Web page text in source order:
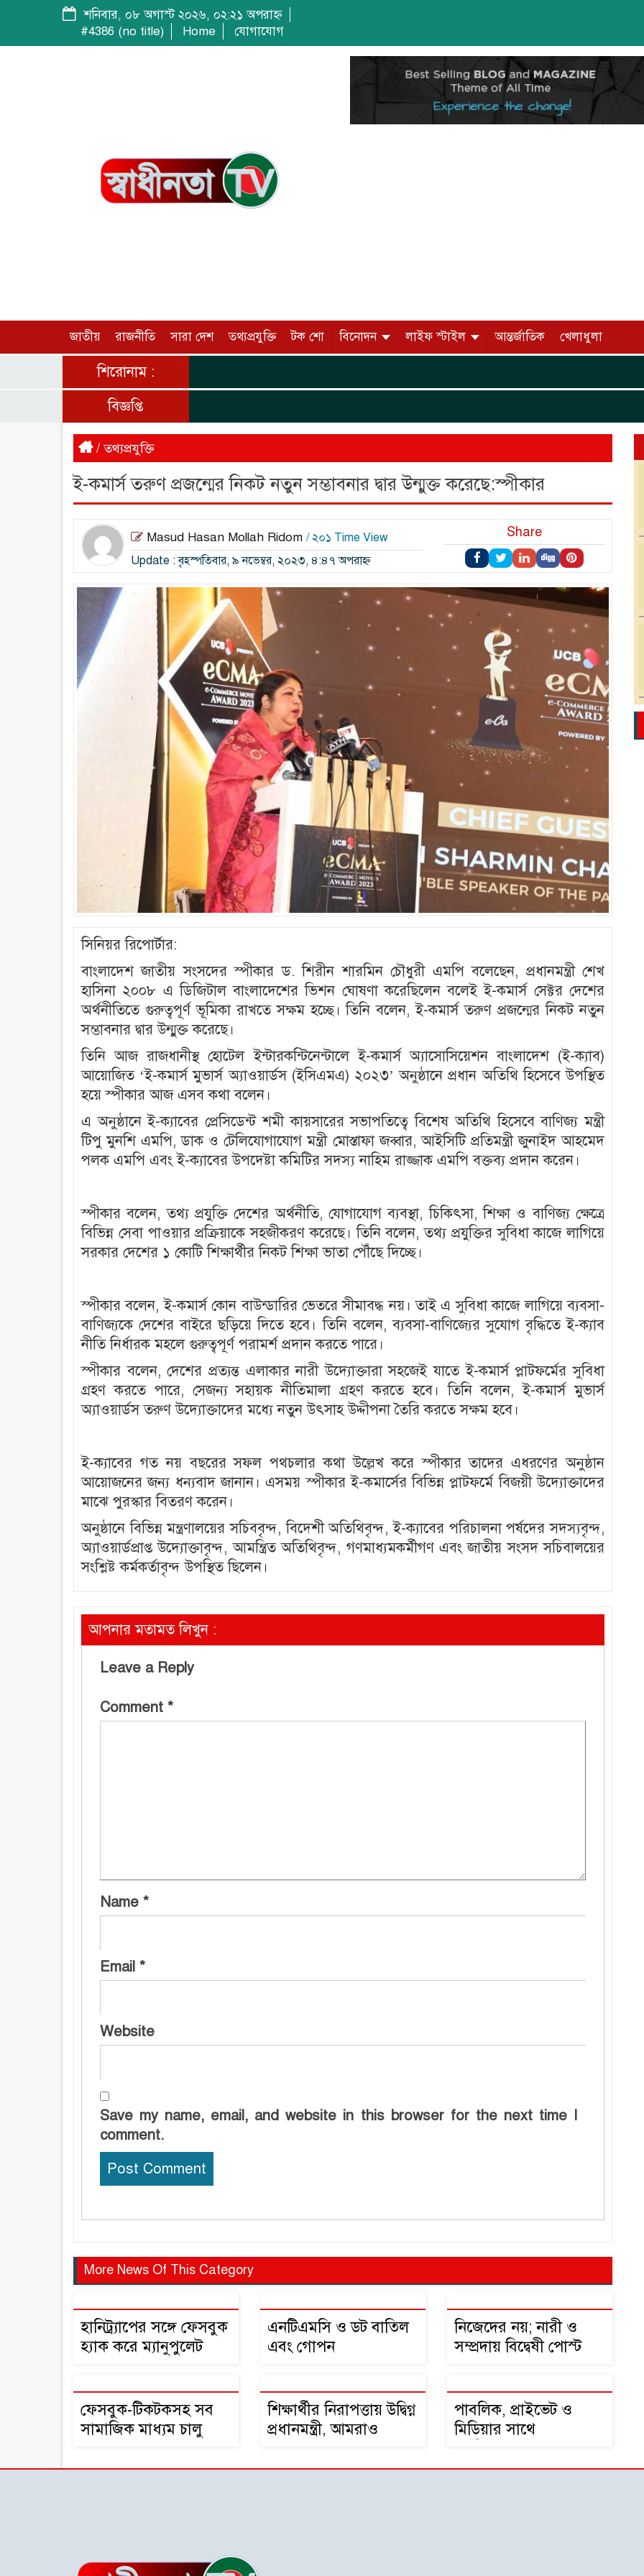
শনিবার, ০৮ অগাস্ট ২০২৬, ০২:২১ অপরাহ্ন
#4386 (no title)
Home যোগাযোগ
জাতীয় রাজনীতি সারা দেশ তথ্যপ্রযুক্তি টক শো বিনোদন লাইফ স্টাইল আন্তর্জাতিক খেলাধুলা
শিরোনাম :
বিজ্ঞপ্তি
/তথ্যপ্রযুক্তি
ই-কমার্স তরুণ প্রজন্মের নিকট নতুন সম্ভাবনার দ্বার উন্মুক্ত করেছে:স্পীকার
Masud Hasan Mollah Ridom / ২০১ Time View
Update : বৃহস্পতিবার, ৯ নভেম্বর, ২০২৩, ৪:৪৭ অপরাহ্ন
Share
সিনিয়র রিপোর্টার:
বাংলাদেশ জাতীয় সংসদের স্পীকার ড. শিরীন শারমিন চৌধুরী এমপি বলেছেন, প্রধানমন্ত্রী শেখ
হাসিনা ২০০৮ এ ডিজিটাল বাংলাদেশের ভিশন ঘোষণা করেছিলেন বলেই ই-কমার্স সেক্টর দেশের
অর্থনীতিতে গুরুত্বপূর্ণ ভূমিকা রাখতে সক্ষম হচ্ছে। তিনি বলেন, ই-কমার্স তরুণ প্রজন্মের নিকট নতুন
সম্ভাবনার দ্বার উন্মুক্ত করেছে।
তিনি আজ রাজধানীস্থ হোটেল ইন্টারকন্টিনেন্টালে ই-কমার্স অ্যাসোসিয়েশন বাংলাদেশ (ই-ক্যাব)
আয়োজিত ‘ই-কমার্স মুভার্স অ্যাওয়ার্ডস (ইসিএমএ) ২০২৩’ অনুষ্ঠানে প্রধান অতিথি হিসেবে উপস্থিত
হয়ে স্পীকার আজ এসব কথা বলেন।
এ অনুষ্ঠানে ই-ক্যাবের প্রেসিডেন্ট শমী কায়সারের সভাপতিত্বে বিশেষ অতিথি হিসেবে বাণিজ্য মন্ত্রী
টিপু মুনশি এমপি, ডাক ও টেলিযোগাযোগ মন্ত্রী মোস্তাফা জব্বার, আইসিটি প্রতিমন্ত্রী জুনাইদ আহমেদ
পলক এমপি এবং ই-ক্যাবের উপদেষ্টা কমিটির সদস্য নাহিম রাজ্জাক এমপি বক্তব্য প্রদান করেন।
স্পীকার বলেন, তথ্য প্রযুক্তি দেশের অর্থনীতি, যোগাযোগ ব্যবস্থা, চিকিৎসা, শিক্ষা ও বাণিজ্য ক্ষেত্রে
বিভিন্ন সেবা পাওয়ার প্রক্রিয়াকে সহজীকরণ করেছে। তিনি বলেন, তথ্য প্রযুক্তির সুবিধা কাজে লাগিয়ে
সরকার দেশের ১ কোটি শিক্ষার্থীর নিকট শিক্ষা ভাতা পৌঁছে দিচ্ছে।
স্পীকার বলেন, ই-কমার্স কোন বাউন্ডারির ভেতরে সীমাবদ্ধ নয়। তাই এ সুবিধা কাজে লাগিয়ে ব্যবসা-
বাণিজ্যকে দেশের বাইরে ছড়িয়ে দিতে হবে। তিনি বলেন, ব্যবসা-বাণিজ্যের সুযোগ বৃদ্ধিতে ই-ক্যাব
নীতি নির্ধারক মহলে গুরুত্বপূর্ণ পরামর্শ প্রদান করতে পারে।
স্পীকার বলেন, দেশের প্রত্যন্ত এলাকার নারী উদ্যোক্তারা সহজেই যাতে ই-কমার্স প্লাটফর্মের সুবিধা
গ্রহণ করতে পারে, সেজন্য সহায়ক নীতিমালা গ্রহণ করতে হবে। তিনি বলেন, ই-কমার্স মুভার্স
অ্যাওয়ার্ডস তরুণ উদ্যোক্তাদের মধ্যে নতুন উৎসাহ উদ্দীপনা তৈরি করতে সক্ষম হবে।
ই-ক্যাবের গত নয় বছরের সফল পথচলার কথা উল্লেখ করে স্পীকার তাদের এধরণের অনুষ্ঠান
আয়োজনের জন্য ধন্যবাদ জানান। এসময় স্পীকার ই-কমার্সের বিভিন্ন প্লাটফর্মে বিজয়ী উদ্যোক্তাদের
মাঝে পুরস্কার বিতরণ করেন।
অনুষ্ঠানে বিভিন্ন মন্ত্রণালয়ের সচিববৃন্দ, বিদেশী অতিথিবৃন্দ, ই-ক্যাবের পরিচালনা পর্ষদের সদস্যবৃন্দ,
অ্যাওয়ার্ডপ্রাপ্ত উদ্যোক্তাবৃন্দ, আমন্ত্রিত অতিথিবৃন্দ, গণমাধ্যমকর্মীগণ এবং জাতীয় সংসদ সচিবালয়ের
সংশ্লিষ্ট কর্মকর্তাবৃন্দ উপস্থিত ছিলেন।
আপনার মতামত লিখুন :
Leave a Reply
Comment *
Name *
Email *
Website
Save my name, email, and website in this browser for the next time I
comment.
More News Of This Category
হানিট্র্যাপের সঙ্গে ফেসবুক
হ্যাক করে ম্যানুপুলেট
এনটিএমসি ও ডট বাতিল
এবং গোপন
নিজেদের নয়; নারী ও
সম্প্রদায় বিদ্বেষী পোস্ট
সারা
ফেসবুক-টিকটকসহ সব
সামাজিক মাধ্যম চালু
শিক্ষার্থীর নিরাপত্তায় উদ্বিগ্ন
প্রধানমন্ত্রী, আমরাও
প্রতিমন্ত্রী পলক
পাবলিক, প্রাইভেট ও
মিডিয়ার সাথে
রূপকল্প ২০৪১ বাস্তবায়ন